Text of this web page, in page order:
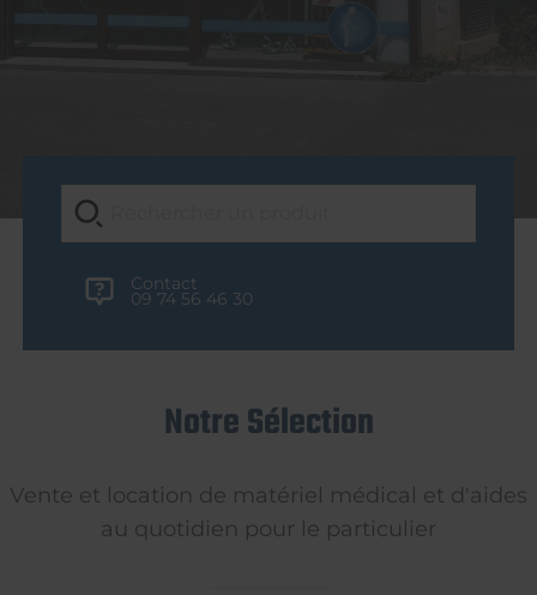
Contact
09 74 56 46 30
Notre Sélection
Vente et location de matériel médical et d'aides
au quotidien pour le particulier